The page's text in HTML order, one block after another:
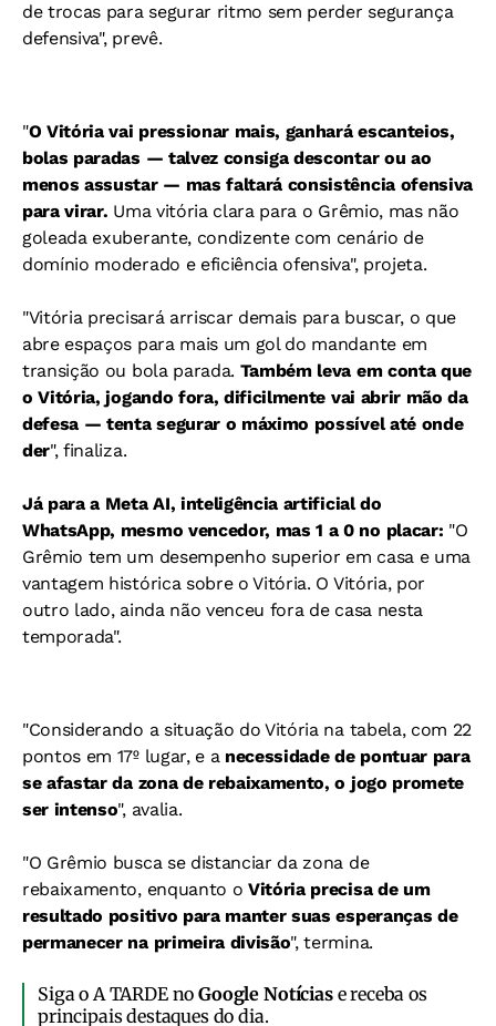
de trocas para segurar ritmo sem perder segurança
defensiva", prevê.
"O Vitória vai pressionar mais, ganhará escanteios,
bolas paradas — talvez consiga descontar ou ao
menos assustar — mas faltará consistência ofensiva
para virar. Uma vitória clara para o Grêmio, mas não
goleada exuberante, condizente com cenário de
domínio moderado e eficiência ofensiva", projeta.
"Vitória precisará arriscar demais para buscar, o que
abre espaços para mais um gol do mandante em
transição ou bola parada. Também leva em conta que
o Vitória, jogando fora, dificilmente vai abrir mão da
defesa — tenta segurar o máximo possível até onde
der", finaliza.
Já para a Meta AI, inteligência artificial do
WhatsApp, mesmo vencedor, mas 1 a 0 no placar: "O
Grêmio tem um desempenho superior em casa e uma
vantagem histórica sobre o Vitória. O Vitória, por
outro lado, ainda não venceu fora de casa nesta
temporada".
"Considerando a situação do Vitória na tabela, com 22
pontos em 17º lugar, e a necessidade de pontuar para
se afastar da zona de rebaixamento, o jogo promete
ser intenso", avalia.
"O Grêmio busca se distanciar da zona de
rebaixamento, enquanto o Vitória precisa de um
resultado positivo para manter suas esperanças de
permanecer na primeira divisão", termina.
Siga o A TARDE noGoogle Notíciase receba os
principais destaques do dia.